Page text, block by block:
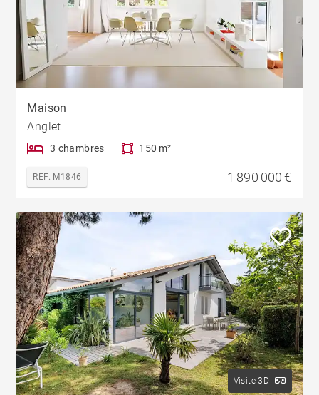
Maison
Anglet
3 chambres 150 m²
REF. M1846 1 890 000 €
Visite 3D